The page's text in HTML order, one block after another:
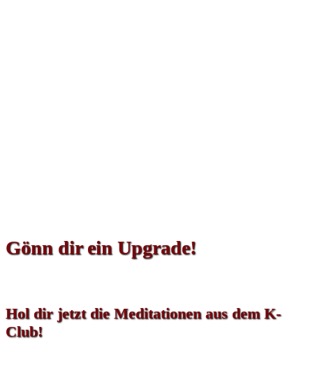
Gönn dir ein Upgrade!
Hol dir jetzt die Meditationen aus dem K-
Club!